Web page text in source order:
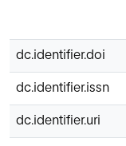
dc.identifier.doi
dc.identifier.issn
dc.identifier.uri